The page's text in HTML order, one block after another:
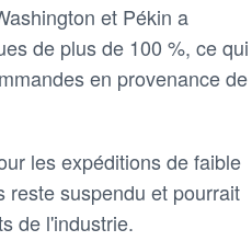
et Pékin a
de plus de 100 %, ce
en provenance de
les expéditions de faible
reste suspendu et pourrait
de l'industrie.